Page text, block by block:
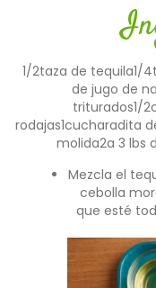
1/2taza de tequila1/
de jugo de
triturados1/
rodajas1cucharadita
molida2a 3 lbs
Mezcla el
cebolla
que esté